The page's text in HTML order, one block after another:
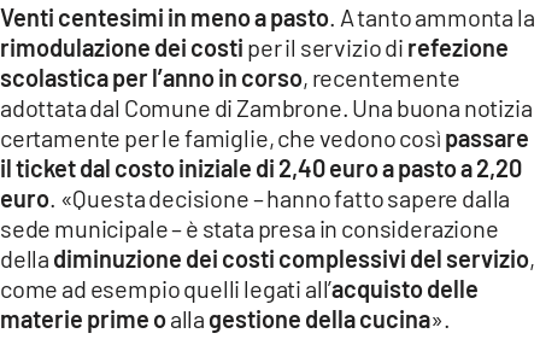
LACPLAY.IT
LACTV.IT
LACITYMAG.IT
ILREGGINO.IT
COSENZACHANNEL.IT
ILVIBONESE.IT
Venti centesimi in meno a pasto . A tanto ammonta la
rimodulazione dei costi per il servizio di refezione
scolastica per l’anno in corso, recentemente
adottata dal Comune di Zambrone. Una buona notizia
certamente per le famiglie, che vedono così passare
il ticket dal costo iniziale di 2,40 euro a pasto a 2,20
euro . «Questa decisione – hanno fatto sapere dalla
sede municipale – è stata presa in considerazione
della diminuzione dei costi complessivi del servizio,
come ad esempio quelli legati all’acquisto delle
materie prime oalla gestione della cucina».